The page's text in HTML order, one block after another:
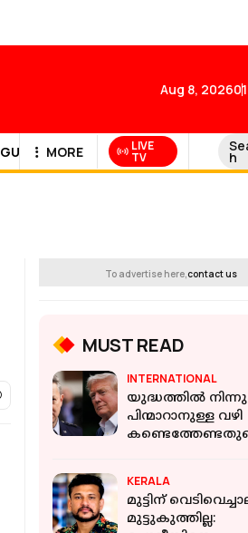
Aug 8, 2026
GULF NEWS
MORE LIVE
TV h
To advertise here,contact us
MUST READ
INTERNATIONAL
യുദ്ധത്തിൽ
പിന്മാറാനുള്ള വഴി
റിപ്പോർട്ട്
KERALA
മുട്ടിന്
മുട്ടുകുത്തില്ല: